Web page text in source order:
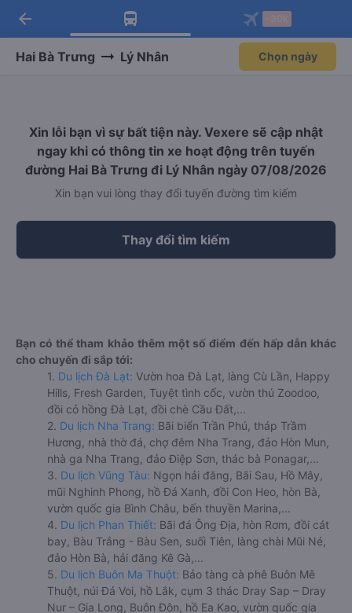
Tải app Vexere ngay!
Nhận ưu đãi thành viên độc
Mở app
Tải app Vexere
-30k/ghế khi đặt vé máy bay qua
Mở app
arrow_back
Hai Bà Trưng Lý Nhân Chọn ngày
Xin lỗi bạn vì sự bất tiện này. Vexere sẽ cập nhật
ngay khi có thông tin xe hoạt động trên tuyến
đường Hai Bà Trưng đi Lý Nhân ngày 07/08/2026
Xin bạn vui lòng thay đổi tuyến đường tìm kiếm
Thay đổi tìm kiếm
Bạn có thể tham khảo thêm một số điểm đến hấp dẫn khác
cho chuyến đi sắp tới:
1. Du lịch Đà Lạt: Vườn hoa Đà Lạt, làng Cù Lần, Happy
Hills, Fresh Garden, Tuyệt tình cốc, vườn thú Zoodoo,
đồi cỏ hồng Đà Lạt, đồi chè Cầu Đất,...
2. Du lịch Nha Trang: Bãi biển Trần Phú, tháp Trầm
Hương, nhà thờ đá, chợ đêm Nha Trang, đảo Hòn Mun,
nhà ga Nha Trang, đảo Điệp Sơn, thác bà Ponagar,...
3. Du lịch Vũng Tàu: Ngọn hải đăng, Bãi Sau, Hồ Mây,
mũi Nghinh Phong, hồ Đá Xanh, đồi Con Heo, hòn Bà,
vườn quốc gia Bình Châu, bến thuyền Marina,...
4. Du lịch Phan Thiết: Bãi đá Ông Địa, hòn Rơm, đồi cát
bay, Bàu Trắng - Bàu Sen, suối Tiên, làng chài Mũi Né,
đảo Hòn Bà, hải đăng Kê Gà,...
5. Du lịch Buôn Ma Thuột: Bảo tàng cà phê Buôn Mê
Thuột, núi Đá Voi, hồ Lắk, cụm 3 thác Dray Sap – Dray
Nur – Gia Long, Buôn Đôn, hồ Ea Kao, vườn quốc gia